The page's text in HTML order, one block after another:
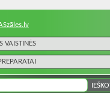
VAISTINĖS